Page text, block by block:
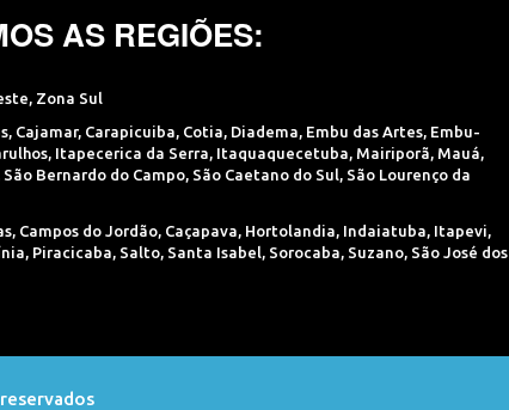
AS REGIÕES:
Zona Sul
, Cajamar, Carapicuiba, Cotia, Diadema, Embu das Artes, Embu-
, Itapecerica da Serra, Itaquaquecetuba, Mairiporã, Mauá,
São Bernardo do Campo, São Caetano do Sul, São Lourenço da
Campos do Jordão Caçapava Hortolandia Indaiatuba Itapevi
Piracicaba Salto Santa Isabel Sorocaba Suzano São José dos